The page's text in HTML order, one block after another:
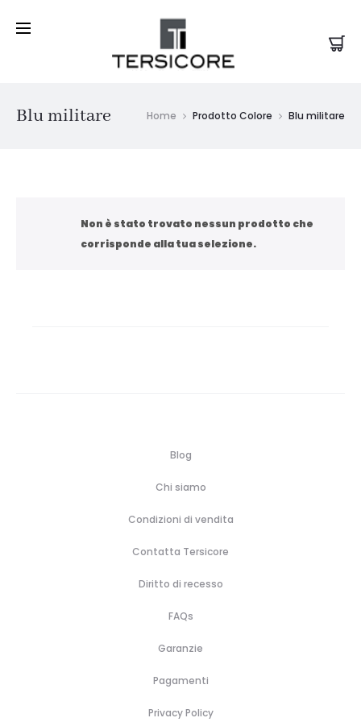
Blu militare Home Prodotto Colore Blu militare
Non è stato trovato nessun prodotto che
corrisponde alla tua selezione.
Blog
Chi siamo
Condizioni di vendita
Contatta Tersicore
Diritto di recesso
FAQs
Garanzie
Pagamenti
Privacy Policy